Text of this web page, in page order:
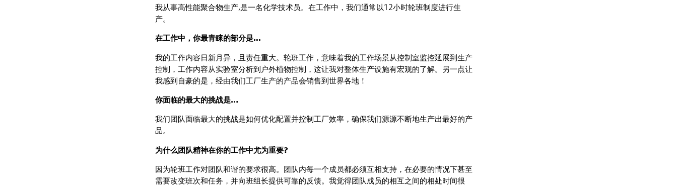
我从事高性能聚合物生产,是一名化学技术员。在工作中，我们通常以12小时轮班制度进行生
产。
在工作中，你最青睐的部分是...
我的工作内容日新月异，且责任重大。轮班工作，意味着我的工作场景从控制室监控延展到生产
控制，工作内容从实验室分析到户外植物控制，这让我对整体生产设施有宏观的了解。另一点让
我感到自豪的是，经由我们工厂生产的产品会销售到世界各地！
你面临的最大的挑战是…
我们团队面临最大的挑战是如何优化配置并控制工厂效率，确保我们源源不断地生产出最好的产
品。
为什么团队精神在你的工作中尤为重要?
因为轮班工作对团队和谐的要求很高。团队内每一个成员都必须互相支持，在必要的情况下甚至
需要改变班次和任务，并向班组长提供可靠的反馈。我觉得团队成员的相互之间的相处时间很